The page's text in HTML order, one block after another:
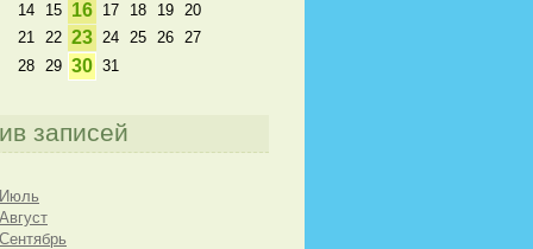
14
15 16 17 18 19
20
21
22 23 24 25 26
27
28
29 30 31
записей